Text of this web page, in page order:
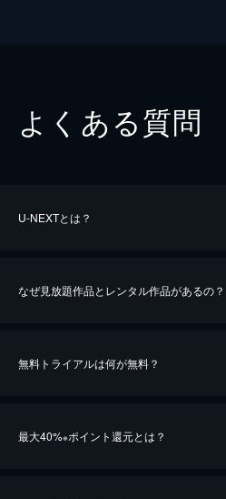
よくある質問
U-NEXTとは？
なぜ見放題作品とレンタル作品があるの？
無料トライアルは何が無料？
最大40%※ポイント還元とは？